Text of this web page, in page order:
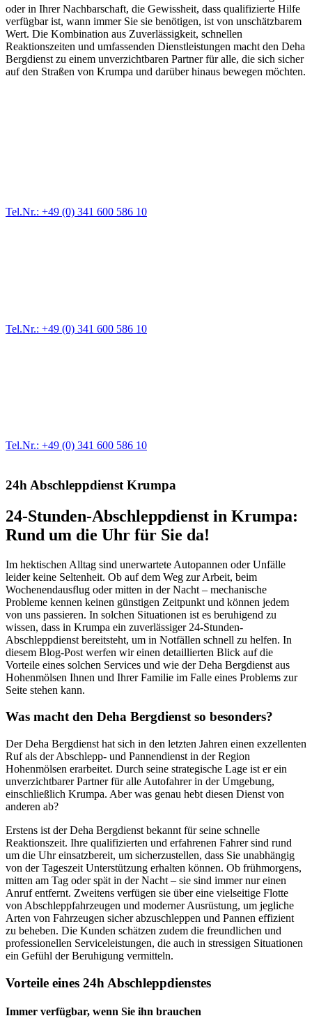
oder in Ihrer Nachbarschaft, die Gewissheit, dass qualifizierte Hilfe
verfügbar ist, wann immer Sie sie benötigen, ist von unschätzbarem
Wert. Die Kombination aus Zuverlässigkeit, schnellen
Reaktionszeiten und umfassenden Dienstleistungen macht den Deha
Bergdienst zu einem unverzichtbaren Partner für alle, die sich sicher
auf den Straßen von Krumpa und darüber hinaus bewegen möchten.
Tel.Nr.: +49 (0) 341 600 586 10
Tel.Nr.: +49 (0) 341 600 586 10
Tel.Nr.: +49 (0) 341 600 586 10
24h Abschleppdienst Krumpa
24-Stunden-Abschleppdienst in Krumpa:
Rund um die Uhr für Sie da!
Im hektischen Alltag sind unerwartete Autopannen oder Unfälle
leider keine Seltenheit. Ob auf dem Weg zur Arbeit, beim
Wochenendausflug oder mitten in der Nacht – mechanische
Probleme kennen keinen günstigen Zeitpunkt und können jedem
von uns passieren. In solchen Situationen ist es beruhigend zu
wissen, dass in Krumpa ein zuverlässiger 24-Stunden-
Abschleppdienst bereitsteht, um in Notfällen schnell zu helfen. In
diesem Blog-Post werfen wir einen detaillierten Blick auf die
Vorteile eines solchen Services und wie der Deha Bergdienst aus
Hohenmölsen Ihnen und Ihrer Familie im Falle eines Problems zur
Seite stehen kann.
Was macht den Deha Bergdienst so besonders?
Der Deha Bergdienst hat sich in den letzten Jahren einen exzellenten
Ruf als der Abschlepp- und Pannendienst in der Region
Hohenmölsen erarbeitet. Durch seine strategische Lage ist er ein
unverzichtbarer Partner für alle Autofahrer in der Umgebung,
einschließlich Krumpa. Aber was genau hebt diesen Dienst von
anderen ab?
Erstens ist der Deha Bergdienst bekannt für seine schnelle
Reaktionszeit. Ihre qualifizierten und erfahrenen Fahrer sind rund
um die Uhr einsatzbereit, um sicherzustellen, dass Sie unabhängig
von der Tageszeit Unterstützung erhalten können. Ob frühmorgens,
mitten am Tag oder spät in der Nacht – sie sind immer nur einen
Anruf entfernt. Zweitens verfügen sie über eine vielseitige Flotte
von Abschleppfahrzeugen und moderner Ausrüstung, um jegliche
Arten von Fahrzeugen sicher abzuschleppen und Pannen effizient
zu beheben. Die Kunden schätzen zudem die freundlichen und
professionellen Serviceleistungen, die auch in stressigen Situationen
ein Gefühl der Beruhigung vermitteln.
Vorteile eines 24h Abschleppdienstes
Immer verfügbar, wenn Sie ihn brauchen